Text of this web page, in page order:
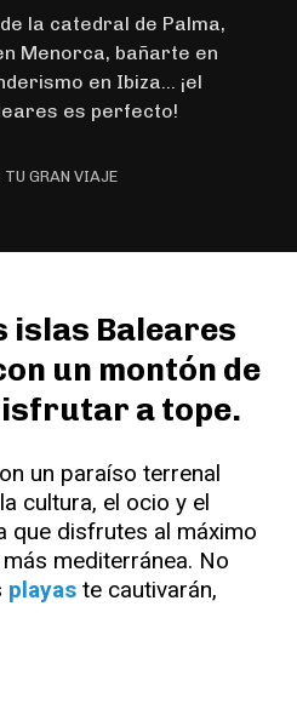
la catedral de Palma,
Menorca, bañarte en
en Ibiza... ¡el
es perfecto!
TU GRAN VIAJE
islas Baleares
un montón de
a tope.
un paraíso terrenal
cultura, el ocio y el
que disfrutes al máximo
mediterránea. No
playas te cautivarán,